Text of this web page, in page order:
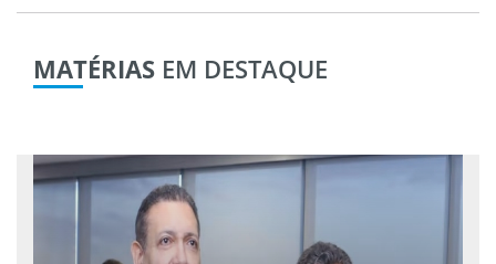
MATÉRIAS EM DESTAQUE